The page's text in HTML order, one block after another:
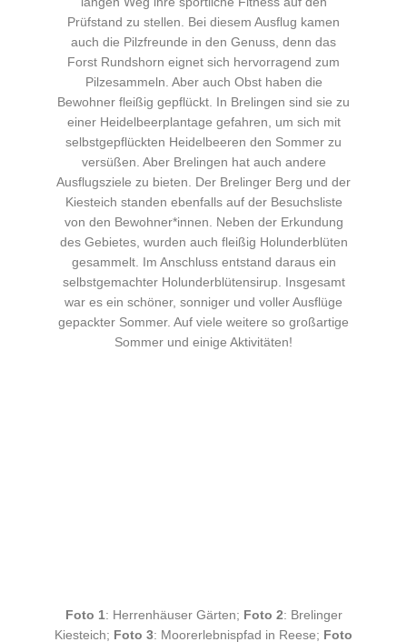
Prüfstand zu stellen. Bei diesem Ausflug kamen
auch die Pilzfreunde in den Genuss, denn das
Forst Rundshorn eignet sich hervorragend zum
Pilzesammeln. Aber auch Obst haben die
Bewohner fleißig gepflückt. In Brelingen sind sie zu
einer Heidelbeerplantage gefahren, um sich mit
selbstgepflückten Heidelbeeren den Sommer zu
versüßen. Aber Brelingen hat auch andere
Ausflugsziele zu bieten. Der Brelinger Berg und der
Kiesteich standen ebenfalls auf der Besuchsliste
von den Bewohner*innen. Neben der Erkundung
des Gebietes, wurden auch fleißig Holunderblüten
gesammelt. Im Anschluss entstand daraus ein
selbstgemachter Holunderblütensirup. Insgesamt
war es ein schöner, sonniger und voller Ausflüge
gepackter Sommer. Auf viele weitere so großartige
Sommer und einige Aktivitäten!
Foto 1: Herrenhäuser Gärten; Foto 2: Brelinger
Kiesteich; Foto 3: Moorerlebnispfad in Reese; Foto